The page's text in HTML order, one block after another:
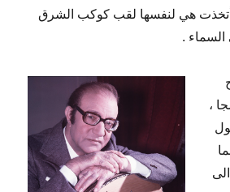
و أتخذت هي لنفسها لقب كوكب الشرق
.
،